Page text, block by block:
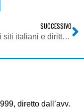
SUCCESSIVO
Foto sui siti italiani e diritti, la parola alla SIAE
diretto dall’avv.